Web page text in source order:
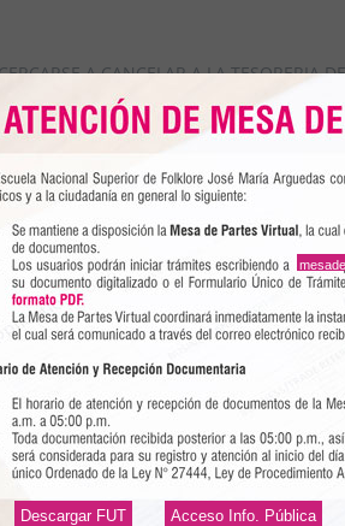
A CANCELAR A LA TESORERIA
A FIN DE QUE SE LE ENVÍE
Descargar FUT Acceso Info. Pública